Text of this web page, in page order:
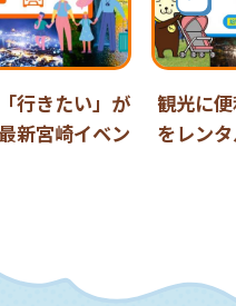
行きたい」が
新宮崎イベン
観光に
をレン